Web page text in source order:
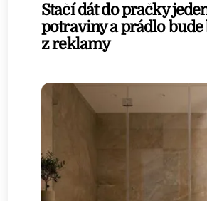
Stačí dát do pračky
potraviny a prádlo bude
z reklamy